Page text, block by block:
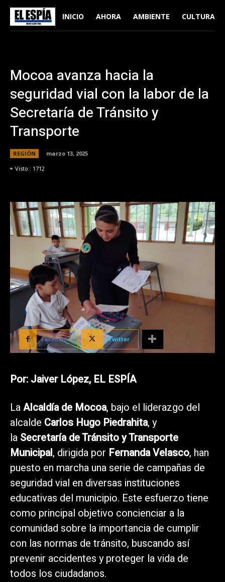
INICIO AHORA AMBIENTE CULTURA
Mocoa avanza hacia la
seguridad vial con la labor de la
Secretaría de Tránsito y
Transporte
REGIÓN
marzo 13, 2025
Visto : 1712
Facebook Twitter
Por: Jaiver López, EL ESPÍA
LaAlcaldía de Mocoa, bajo el liderazgo del
alcalde Carlos Hugo Piedrahita, y
la Secretaría de Tránsito y Transporte
Municipal, dirigida por Fernanda Velasco, han
puesto en marcha una serie de campañas de
seguridad vial en diversas instituciones
educativas del municipio. Este esfuerzo tiene
como principal objetivo concienciar a la
comunidad sobre la importancia de cumplir
con las normas de tránsito, buscando así
prevenir accidentes y proteger la vida de
todos los ciudadanos.